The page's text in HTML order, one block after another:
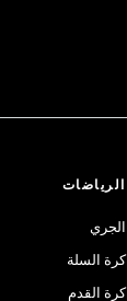
الرياضات
الجري
كرة السلة
كرة القدم